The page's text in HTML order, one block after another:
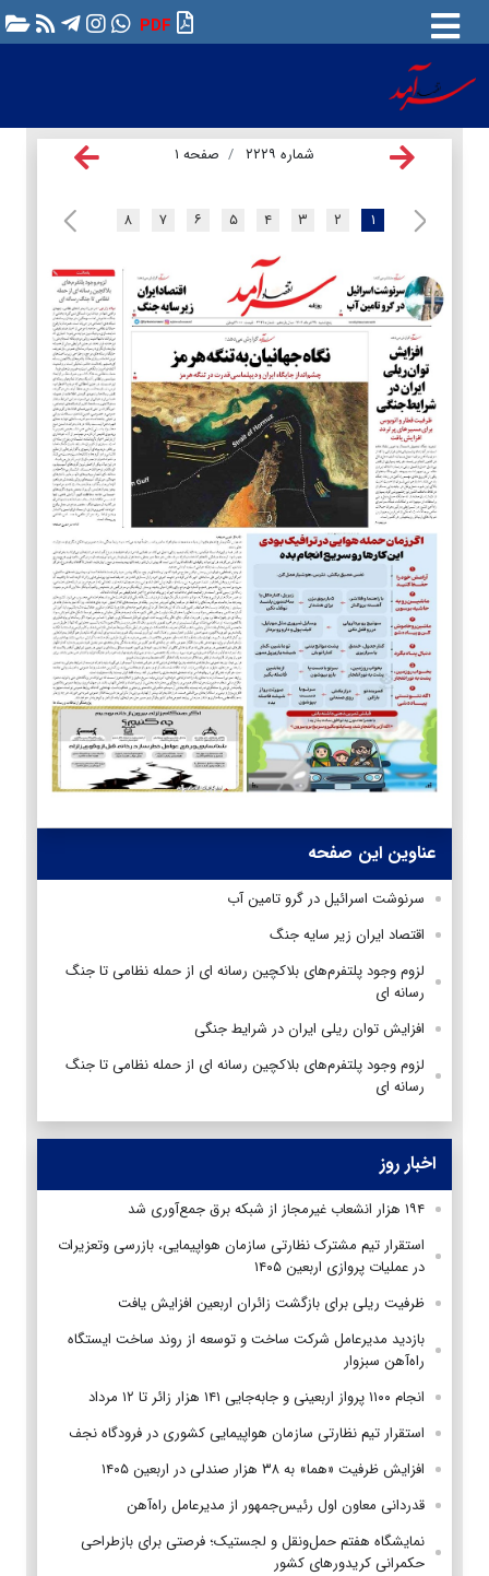
PDF
شماره ۲۲۲۹ صفحه ۱
۱ ۲ ۳ ۴ ۵ ۶ ۷ ۸
عناوین این صفحه
سرنوشت اسرائیل در گرو تامین آب
اقتصاد ایران زیر سایه جنگ
لزوم وجود پلتفرم‌های بلاکچین رسانه ای از حمله نظامی تا جنگ
رسانه ای
افزایش توان ریلی ایران در شرایط جنگی
لزوم وجود پلتفرم‌های بلاکچین رسانه ای از حمله نظامی تا جنگ
رسانه ای
اخبار روز
۱۹۴ هزار انشعاب غیرمجاز از شبکه برق جمع‌آوری شد
استقرار تیم مشترک نظارتی سازمان هواپیمایی، بازرسی وتعزیرات
در عملیات پروازی اربعین ۱۴۰۵
ظرفیت ریلی برای بازگشت زائران اربعین افزایش یافت
بازدید مدیرعامل شرکت ساخت و توسعه از روند ساخت ایستگاه
راه‌آهن سبزوار
انجام ۱۱۰۰ پرواز اربعینی و جابه‌جایی ۱۴۱ هزار زائر تا ۱۲ مرداد
استقرار تیم‌ نظارتی سازمان هواپیمایی کشوری در فرودگاه نجف
افزایش ظرفیت «هما» به ۳۸ هزار صندلی در اربعین ۱۴۰۵
قدردانی معاون اول رئیس‌جمهور از مدیرعامل راه‌آهن
نمایشگاه هفتم حمل‌ونقل و لجستیک؛ فرصتی برای بازطراحی
حکمرانی کریدورهای کشور